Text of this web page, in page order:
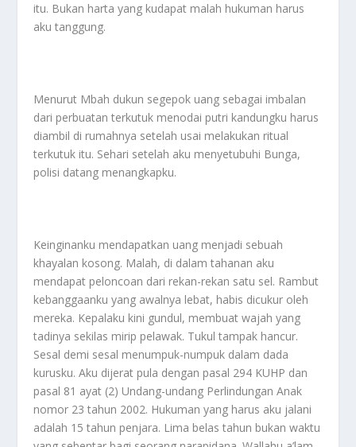
itu. Bukan harta yang kudapat malah hukuman harus
aku tanggung.
Menurut Mbah dukun segepok uang sebagai imbalan
dari perbuatan terkutuk menodai putri kandungku harus
diambil di rumahnya setelah usai melakukan ritual
terkutuk itu. Sehari setelah aku menyetubuhi Bunga,
polisi datang menangkapku.
Keinginanku mendapatkan uang menjadi sebuah
khayalan kosong. Malah, di dalam tahanan aku
mendapat peloncoan dari rekan-rekan satu sel. Rambut
kebanggaanku yang awalnya lebat, habis dicukur oleh
mereka. Kepalaku kini gundul, membuat wajah yang
tadinya sekilas mirip pelawak. Tukul tampak hancur.
Sesal demi sesal menumpuk-numpuk dalam dada
kurusku. Aku dijerat pula dengan pasal 294 KUHP dan
pasal 81 ayat (2) Undang-undang Perlindungan Anak
nomor 23 tahun 2002. Hukuman yang harus aku jalani
adalah 15 tahun penjara. Lima belas tahun bukan waktu